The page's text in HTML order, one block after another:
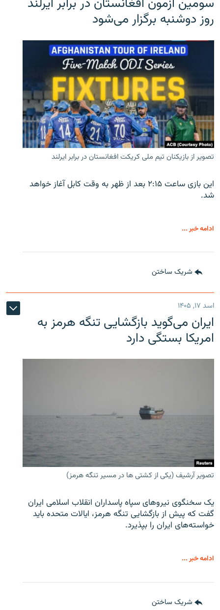
سومین آزمون افغانستان در برابر ایرلند
روز دوشنبه برگزار می‌شود
تصویر از بازیکنان تیم ملی کریکت افغانستان در برابر ایرلند
این بازی ساعت ۲:۱۵ بعد از ظهر به وقت کابل آغاز خواهد
شد.
ادامه خبر ...
شریک ساختن
اسد ۱۷, ۱۴۰۵
ایران می‌گوید بازگشایی تنگه هرمز به
امریکا بستگی دارد
تصویر آرشیف (یکی از کشتی ها در مسیر تنگه هرمز)
یک سخنگوی نیروهای سپاه پاسداران انقلاب اسلامی ایران
گفت که پیش از بازگشایی تنگه هرمز، ایالات متحده باید
خواسته‌های ایران را بپذیرد.
ادامه خبر ...
شریک ساختن